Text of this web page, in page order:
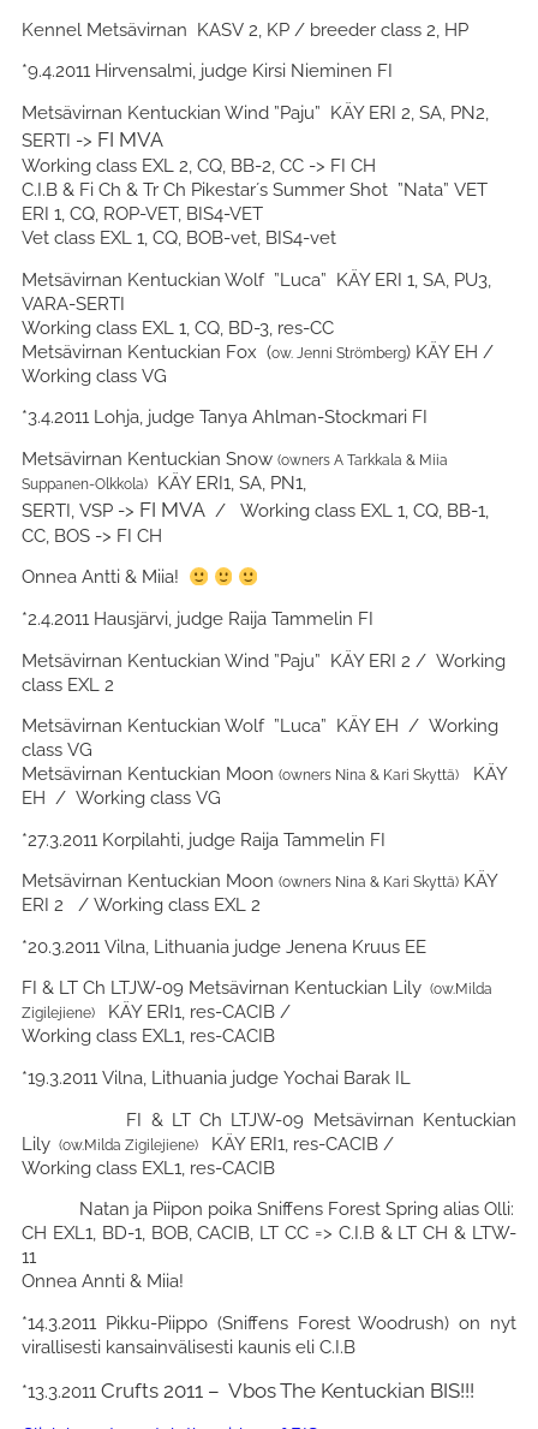
Kennel Metsävirnan KASV 2, KP / breeder class 2, HP
*9.4.2011 Hirvensalmi, judge Kirsi Nieminen FI
Metsävirnan Kentuckian Wind ”Paju” KÄY ERI 2, SA, PN2,
SERTI -> FI MVA
Working class EXL 2, CQ, BB-2, CC -> FI CH
C.I.B & Fi Ch & Tr Ch Pikestar´s Summer Shot ”Nata” VET
ERI 1, CQ, ROP-VET, BIS4-VET
Vet class EXL 1, CQ, BOB-vet, BIS4-vet
Metsävirnan Kentuckian Wolf ”Luca” KÄY ERI 1, SA, PU3,
VARA-SERTI
Working class EXL 1, CQ, BD-3, res-CC
Metsävirnan Kentuckian Fox (ow. Jenni Strömberg) KÄY EH /
Working class VG
*3.4.2011 Lohja, judge Tanya Ahlman-Stockmari FI
Metsävirnan Kentuckian Snow (owners A Tarkkala & Miia
Suppanen-Olkkola)
KÄY ERI1, SA, PN1,
SERTI, VSP -> FI MVA / Working class EXL 1, CQ, BB-1,
CC, BOS -> FI CH
Onnea Antti & Miia!
*2.4.2011 Hausjärvi, judge Raija Tammelin FI
Metsävirnan Kentuckian Wind ”Paju” KÄY ERI 2 / Working
class EXL 2
Metsävirnan Kentuckian Wolf ”Luca” KÄY EH / Working
class VG
Metsävirnan Kentuckian Moon (owners Nina & Kari Skyttä)
KÄY
EH / Working class VG
*27.3.2011 Korpilahti, judge Raija Tammelin FI
Metsävirnan Kentuckian Moon (owners Nina & Kari Skyttä) KÄY
ERI 2 / Working class EXL 2
*20.3.2011 Vilna, Lithuania judge Jenena Kruus EE
FI & LT Ch LTJW-09 Metsävirnan Kentuckian Lily (ow.Milda
Zigilejiene)
KÄY ERI1, res-CACIB /
Working class EXL1, res-CACIB
*19.3.2011 Vilna, Lithuania judge Yochai Barak IL
FI & LT Ch LTJW-09 Metsävirnan Kentuckian
Lily (ow.Milda Zigilejiene)
KÄY ERI1, res-CACIB /
Working class EXL1, res-CACIB
Natan ja Piipon poika Sniffens Forest Spring alias Olli:
CH EXL1, BD-1, BOB, CACIB, LT CC => C.I.B & LT CH & LTW-
11
Onnea Annti & Miia!
*14.3.2011 Pikku-Piippo (Sniffens Forest Woodrush) on nyt
virallisesti kansainvälisesti kaunis eli C.I.B
*13.3.2011 Crufts 2011 – Vbos The Kentuckian BIS!!!